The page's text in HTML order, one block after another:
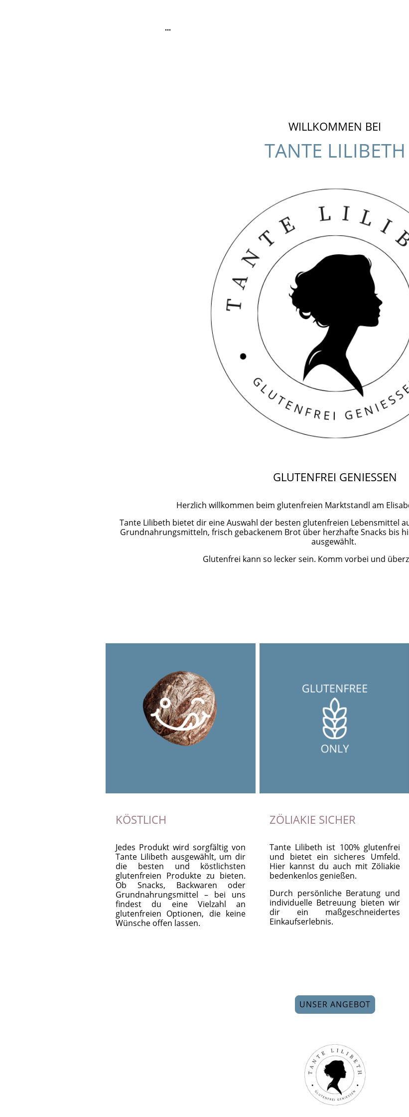
WILLKOMMEN BEI
TANTE LILIBETH
GLUTENFREI GENIESSEN
Herzlich willkommen beim glutenfreien Marktstandl am
Tante Lilibeth bietet dir eine Auswahl der besten glutenfreien Lebensmittel
Grundnahrungsmitteln, frisch gebackenem Brot über herzhafte Snacks bis
ausgewählt.
Glutenfrei kann so lecker sein. Komm vorbei und
KÖSTLICH
Jedes Produkt wird sorgfältig von
Tante Lilibeth ausgewählt, um dir
die besten und köstlichsten
glutenfreien Produkte zu bieten.
Ob Snacks, Backwaren oder
Grundnahrungsmittel – bei uns
findest du eine Vielzahl an
glutenfreien Optionen, die keine
Wünsche offen lassen.
ZÖLIAKIE SICHER
Tante Lilibeth ist 100% glutenfrei
und bietet ein sicheres Umfeld.
Hier kannst du auch mit Zöliakie
bedenkenlos genießen.
Durch persönliche Beratung und
individuelle Betreuung bieten wir
dir ein maßgeschneidertes
Einkaufserlebnis.
UNSER ANGEBOT